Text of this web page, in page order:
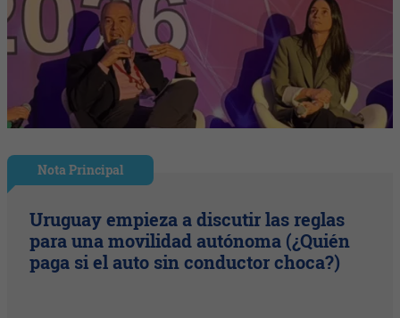
Nota Principal
Uruguay empieza a discutir las reglas
para una movilidad autónoma (¿Quién
paga si el auto sin conductor choca?)